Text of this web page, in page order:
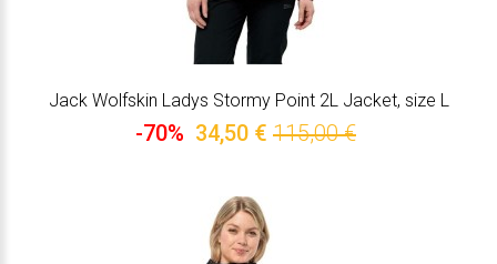
Jack Wolfskin Ladys Stormy Point 2L Jacket, size L
-70% 34,50 € 115,00 €